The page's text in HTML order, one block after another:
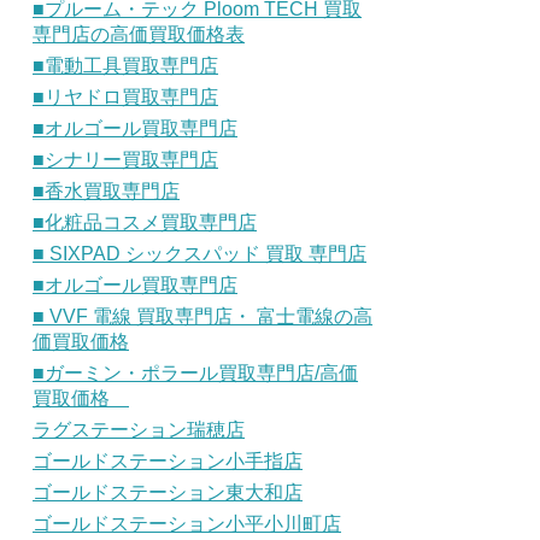
■プルーム・テック Ploom TECH 買取
専門店の高価買取価格表
■電動工具買取専門店
■リヤドロ買取専門店
■オルゴール買取専門店
■シナリー買取専門店
■香水買取専門店
■化粧品コスメ買取専門店
■ SIXPAD シックスパッド 買取 専門店
■オルゴール買取専門店
■ VVF 電線 買取専門店・ 富士電線の高
価買取価格
■ガーミン・ポラール買取専門店/高価
買取価格
ラグステーション瑞穂店
ゴールドステーション小手指店
ゴールドステーション東大和店
ゴールドステーション小平小川町店